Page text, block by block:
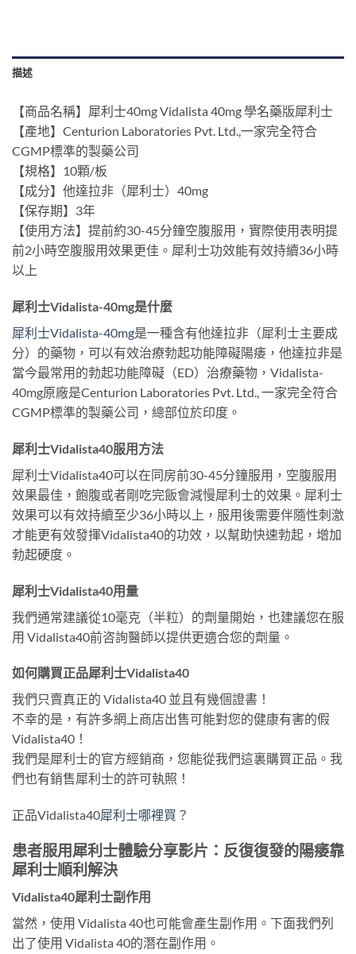
描述
【商品名稱】犀利士40mg Vidalista 40mg 學名藥版犀利士
【產地】Centurion Laboratories Pvt. Ltd.,一家完全符合
CGMP標準的製藥公司
【規格】10顆/板
【成分】他達拉非（犀利士）40mg
【保存期】3年
【使用方法】提前約30-45分鐘空腹服用，實際使用表明提
前2小時空腹服用效果更佳。犀利士功效能有效持續36小時
以上
犀利士Vidalista-40mg是什麼
犀利士Vidalista-40mg是一種含有他達拉非（犀利士主要成
分）的藥物，可以有效治療勃起功能障礙陽痿，他達拉非是
當今最常用的勃起功能障礙（ED）治療藥物，Vidalista-
40mg原廠是Centurion Laboratories Pvt. Ltd., 一家完全符合
CGMP標準的製藥公司，總部位於印度。
犀利士Vidalista40服用方法
犀利士Vidalista40可以在同房前30-45分鐘服用，空腹服用
效果最佳，飽腹或者剛吃完飯會減慢犀利士的效果。犀利士
效果可以有效持續至少36小時以上，服用後需要伴隨性刺激
才能更有效發揮Vidalista40的功效，以幫助快速勃起，增加
勃起硬度。
犀利士Vidalista40用量
我們通常建議從10毫克（半粒）的劑量開始，也建議您在服
用 Vidalista40前咨詢醫師以提供更適合您的劑量。
如何購買正品犀利士Vidalista40
我們只賣真正的 Vidalista40 並且有幾個證書！
不幸的是，有許多網上商店出售可能對您的健康有害的假
Vidalista40！
我們是犀利士的官方經銷商，您能從我們這裏購買正品。我
們也有銷售犀利士的許可執照！
正品Vidalista40犀利士哪裡買 ？
患者服用犀利士體驗分享影片：反復復發的陽痿靠
犀利士順利解決
Vidalista40犀利士副作用
當然，使用 Vidalista 40也可能會產生副作用。下面我們列
出了使用 Vidalista 40的潛在副作用。